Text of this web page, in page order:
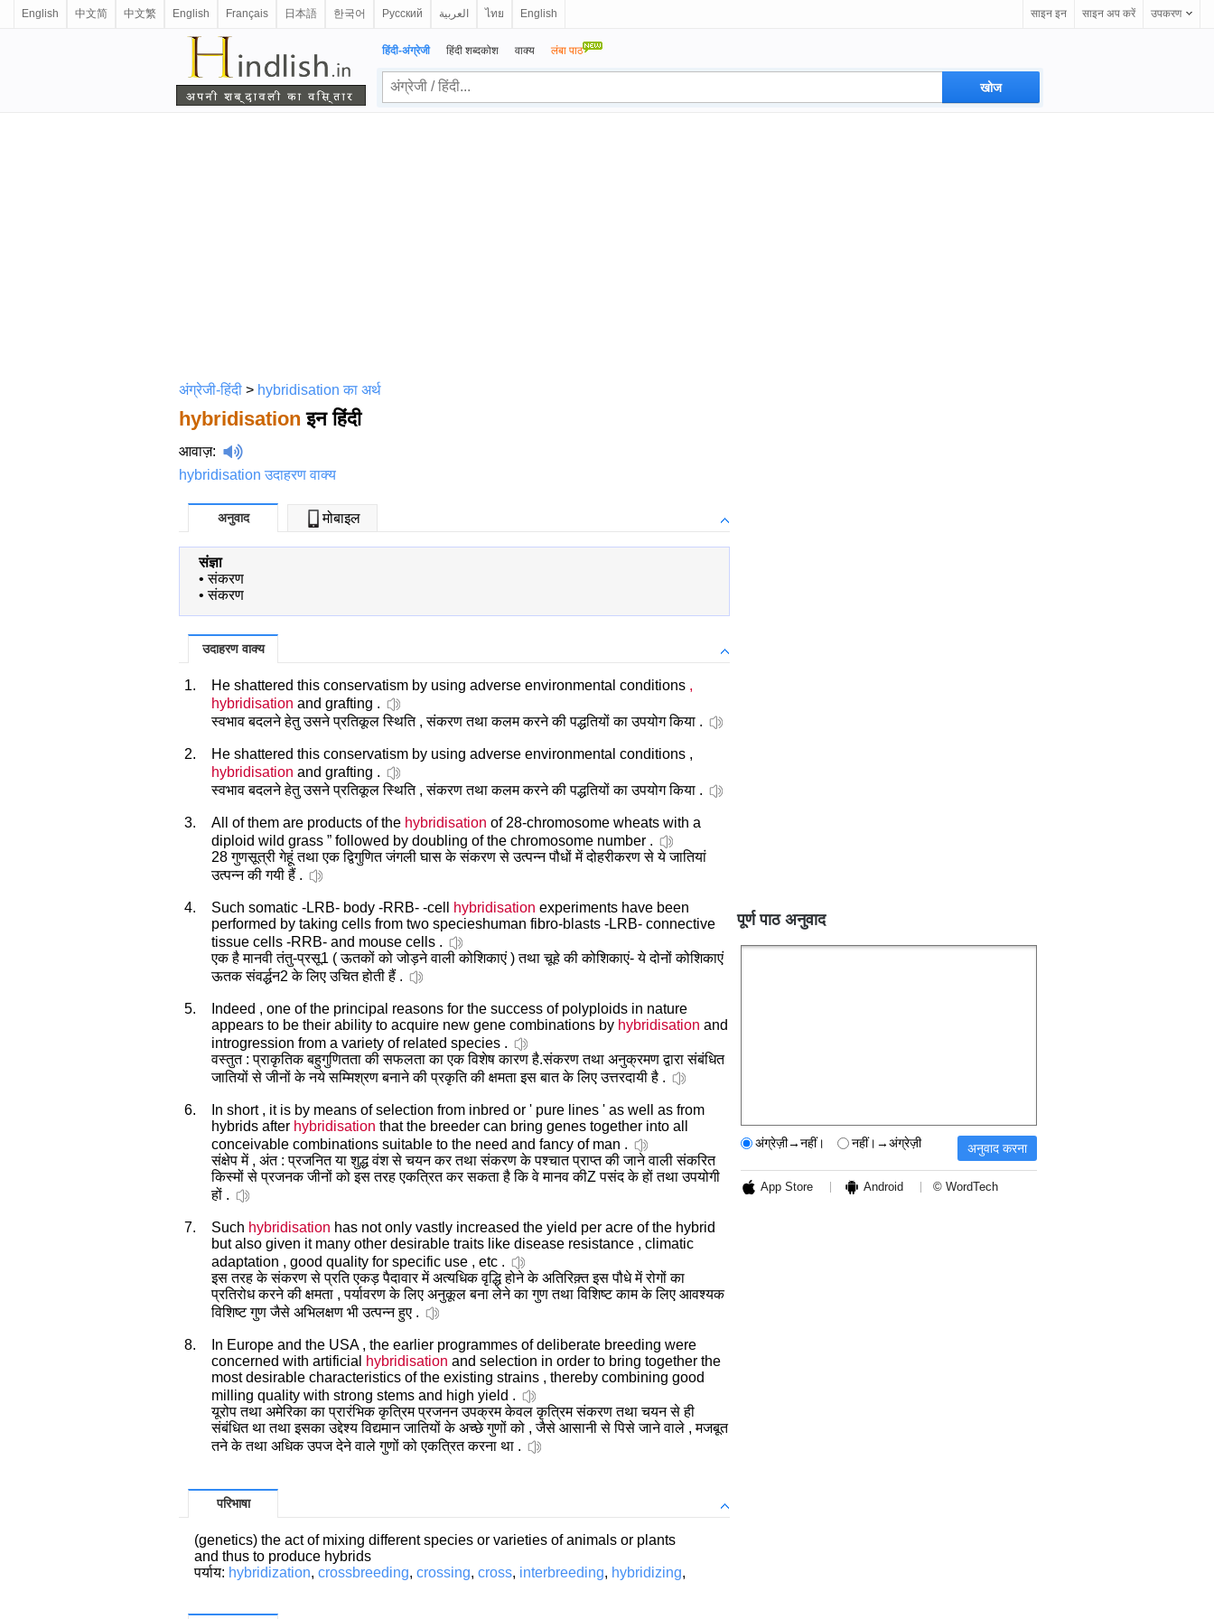
English 中文简 中文繁 English Français 日本語 한국어 Русский العربية ไทย English साइन इन साइन अप करें उपकरण
हिंदी-अंग्रेजी हिंदी शब्दकोश वाक्य लंबा पाठ
अंग्रेजी-हिंदी > hybridisation का अर्थ
hybridisation इन हिंदी
आवाज़:
hybridisation उदाहरण वाक्य
अनुवाद मोबाइल
संज्ञा
•संकरण
•संकरण
उदाहरण वाक्य
1. He shattered this conservatism by using adverse environmental conditions ,
hybridisation and grafting .
स्वभाव बदलने हेतु उसने प्रतिकूल स्थिति , संकरण तथा कलम करने की पद्धतियों का उपयोग किया .
2.
He shattered this conservatism by using adverse environmental conditions ,
hybridisation and grafting .
स्वभाव बदलने हेतु उसने प्रतिकूल स्थिति , संकरण तथा कलम करने की पद्धतियों का उपयोग किया .
3. All of them are products of the hybridisation of 28-chromosome wheats with a
diploid wild grass ” followed by doubling of the chromosome number .
28 गुणसूत्री गेहूं तथा एक द्विगुणित जंगली घास के संकरण से उत्पन्न पौधों में दोहरीकरण से ये जातियां
उत्पन्न की गयी हैं .
4. Such somatic -LRB- body -RRB- -cell hybridisation experiments have been
performed by taking cells from two specieshuman fibro-blasts -LRB- connective
tissue cells -RRB- and mouse cells .
एक है मानवी तंतु-प्रसू1 ( ऊतकों को जोड़ने वाली कोशिकाएं ) तथा चूहे की कोशिकाएं- ये दोनों कोशिकाएं
ऊतक संवर्द्धन2 के लिए उचित होती हैं .
5.
Indeed , one of the principal reasons for the success of polyploids in nature
appears to be their ability to acquire new gene combinations by hybridisation and
introgression from a variety of related species .
वस्तुत : प्राकृतिक बहुगुणितता की सफलता का एक विशेष कारण है.संकरण तथा अनुक्रमण द्वारा संबंधित
जातियों से जीनों के नये सम्मिश्रण बनाने की प्रकृति की क्षमता इस बात के लिए उत्तरदायी है .
6.
In short , it is by means of selection from inbred or ' pure lines ' as well as from
hybrids after hybridisation that the breeder can bring genes together into all
conceivable combinations suitable to the need and fancy of man .
संक्षेप में , अंत : प्रजनित या शुद्ध वंश से चयन कर तथा संकरण के पश्चात प्राप्त की जाने वाली संकरित
किस्मों से प्रजनक जीनों को इस तरह एकत्रित कर सकता है कि वे मानव कीZ पसंद के हों तथा उपयोगी
हों .
7. Such hybridisation has not only vastly increased the yield per acre of the hybrid
but also given it many other desirable traits like disease resistance , climatic
adaptation , good quality for specific use , etc .
इस तरह के संकरण से प्रति एकड़ पैदावार में अत्यधिक वृद्धि होने के अतिरिक़्त इस पौधे में रोगों का
प्रतिरोध करने की क्षमता , पर्यावरण के लिए अनुकूल बना लेने का गुण तथा विशिष्ट काम के लिए आवश्यक
विशिष्ट गुण जैसे अभिलक्षण भी उत्पन्न हुए .
8.
In Europe and the USA , the earlier programmes of deliberate breeding were
concerned with artificial
hybridisation and selection in order to bring together the
most desirable characteristics of the existing strains , thereby combining good
milling quality with strong stems and high yield .
यूरोप तथा अमेरिका का प्रारंभिक कृत्रिम प्रजनन उपक्रम केवल कृत्रिम संकरण तथा चयन से ही
संबंधित था तथा इसका उद्देश्य विद्यमान जातियों के अच्छे गुणों को , जैसे आसानी से पिसे जाने वाले , मजबूत
तने के तथा अधिक उपज देने वाले गुणों को एकत्रित करना था .
परिभाषा
(genetics) the act of mixing different species or varieties of animals or plants
and thus to produce hybrids
पर्याय: hybridization, crossbreeding, crossing, cross, interbreeding, hybridizing,
पूर्ण पाठ अनुवाद
अंग्रेज़ी→नहीं। नहीं।→अंग्रेज़ी
App Store Android © WordTech